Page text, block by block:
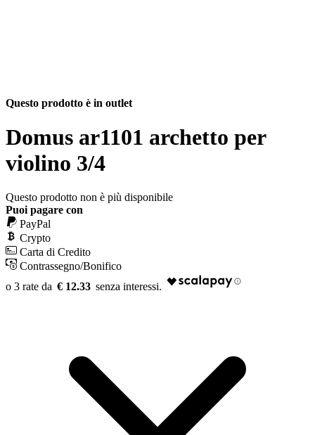
Questo prodotto è in outlet
Domus ar1101 archetto per
violino 3/4
Questo prodotto non è più disponibile
Puoi pagare con
PayPal
Crypto
Carta di Credito
Contrassegno/Bonifico
€ 12.33